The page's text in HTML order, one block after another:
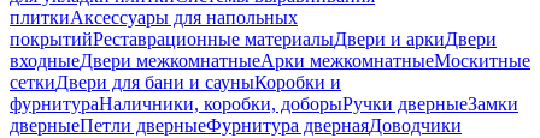
плиткиАксессуары для напольных
покрытийРеставрационные материалыДвери и аркиДвери
входныеДвери межкомнатныеАрки межкомнатныеМоскитные
сеткиДвери для бани и сауныКоробки и
фурнитураНаличники, коробки, доборыРучки дверныеЗамки
дверныеПетли дверныеФурнитура двернаяДоводчики